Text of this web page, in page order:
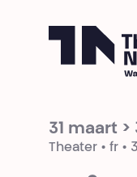
31 maart
Theater • fr •